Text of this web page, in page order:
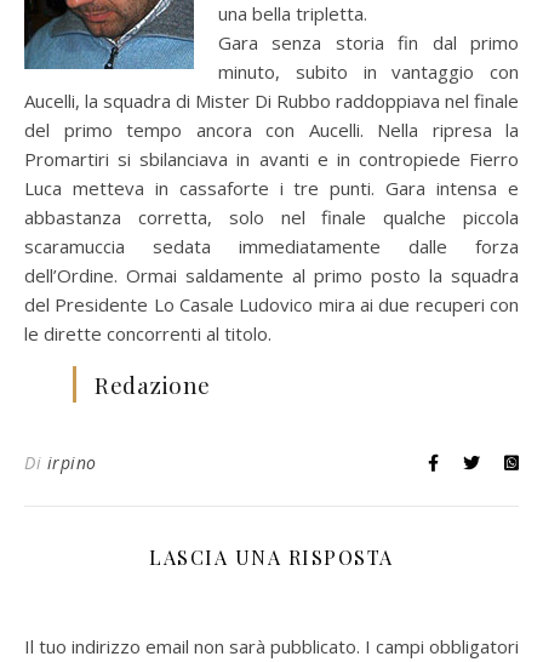
una bella tripletta.
Gara senza storia fin dal primo
minuto, subito in vantaggio con
Aucelli, la squadra di Mister Di Rubbo raddoppiava nel finale
del primo tempo ancora con Aucelli. Nella ripresa la
Promartiri si sbilanciava in avanti e in contropiede Fierro
Luca metteva in cassaforte i tre punti. Gara intensa e
abbastanza corretta, solo nel finale qualche piccola
scaramuccia sedata immediatamente dalle forza
dell’Ordine. Ormai saldamente al primo posto la squadra
del Presidente Lo Casale Ludovico mira ai due recuperi con
le dirette concorrenti al titolo.
Redazione
Di irpino
LASCIA UNA RISPOSTA
Il tuo indirizzo email non sarà pubblicato. I campi obbligatori